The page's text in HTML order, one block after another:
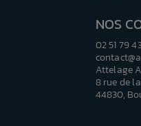
NOS
02 51 79
Attelage
8 rue de
44830,